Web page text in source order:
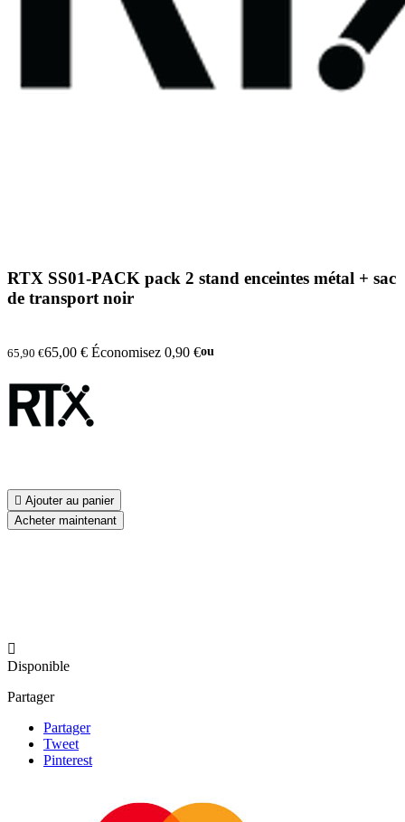
RTX SS01-PACK pack 2 stand enceintes métal + sac
de transport noir
65,90 €65,00 € Économisez 0,90 €ou
 Ajouter au panier
Acheter maintenant

Disponible
Partager
Partager
Tweet
Pinterest